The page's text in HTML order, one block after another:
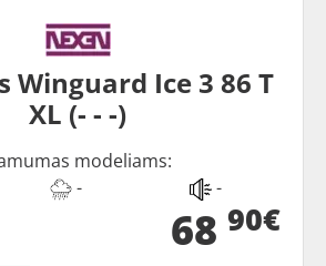
Winguard Ice 3 86 T
XL (- - -)
modeliams:
- -
68 90€